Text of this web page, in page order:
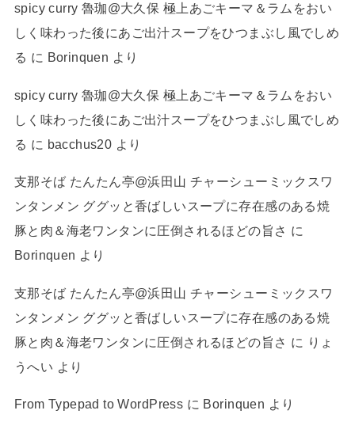
spicy curry 魯珈@大久保 極上あごキーマ＆ラムをおい
しく味わった後にあご出汁スープをひつまぶし風でしめ
る に Borinquen より
spicy curry 魯珈@大久保 極上あごキーマ＆ラムをおい
しく味わった後にあご出汁スープをひつまぶし風でしめ
る に bacchus20 より
支那そば たんたん亭@浜田山 チャーシューミックスワ
ンタンメン ググッと香ばしいスープに存在感のある焼
豚と肉＆海老ワンタンに圧倒されるほどの旨さ に
Borinquen より
支那そば たんたん亭@浜田山 チャーシューミックスワ
ンタンメン ググッと香ばしいスープに存在感のある焼
豚と肉＆海老ワンタンに圧倒されるほどの旨さ に りょ
うへい より
From Typepad to WordPress に Borinquen より